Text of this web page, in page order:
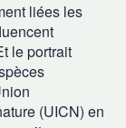
liées les
le portrait
(UICN) en